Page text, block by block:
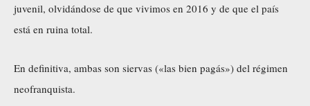
juvenil, olvidándose de que vivimos en 2016 y de que el país
está en ruina total.
En definitiva, ambas son siervas («las bien pagás») del régimen
neofranquista.